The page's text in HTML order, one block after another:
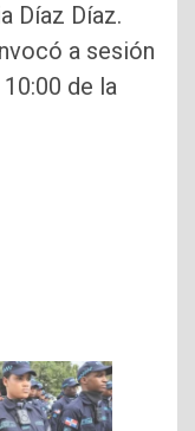
Díaz Díaz.
a sesión
de la